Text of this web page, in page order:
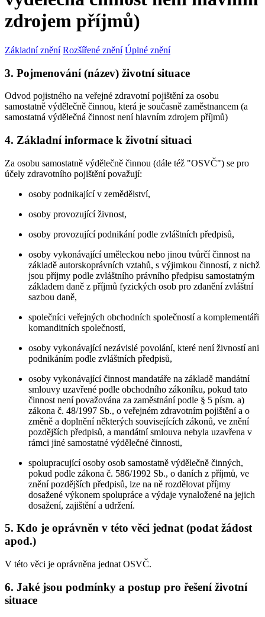
zdrojem příjmů)
Základní znění Rozšířené znění Úplné znění
3. Pojmenování (název) životní situace
Odvod pojistného na veřejné zdravotní pojištění za osobu
samostatně výdělečně činnou, která je současně zaměstnancem (a
samostatná výdělečná činnost není hlavním zdrojem příjmů)
4. Základní informace k životní situaci
Za osobu samostatně výdělečně činnou (dále též "OSVČ") se pro
účely zdravotního pojištění považují:
osoby podnikající v zemědělství,
osoby provozující živnost,
osoby provozující podnikání podle zvláštních předpisů,
osoby vykonávající uměleckou nebo jinou tvůrčí činnost na
základě autorskoprávních vztahů, s výjimkou činností, z nichž
jsou příjmy podle zvláštního právního předpisu samostatným
základem daně z příjmů fyzických osob pro zdanění zvláštní
sazbou daně,
společníci veřejných obchodních společností a komplementáři
komanditních společností,
osoby vykonávající nezávislé povolání, které není živností ani
podnikáním podle zvláštních předpisů,
osoby vykonávající činnost mandatáře na základě mandátní
smlouvy uzavřené podle obchodního zákoníku, pokud tato
činnost není považována za zaměstnání podle § 5 písm. a)
zákona č. 48/1997 Sb., o veřejném zdravotním pojištění a o
změně a doplnění některých souvisejících zákonů, ve znění
pozdějších předpisů, a mandátní smlouva nebyla uzavřena v
rámci jiné samostatné výdělečné činnosti,
spolupracující osoby osob samostatně výdělečně činných,
pokud podle zákona č. 586/1992 Sb., o daních z příjmů, ve
znění pozdějších předpisů, lze na ně rozdělovat příjmy
dosažené výkonem spolupráce a výdaje vynaložené na jejich
dosažení, zajištění a udržení.
5. Kdo je oprávněn v této věci jednat (podat žádost
apod.)
V této věci je oprávněna jednat OSVČ.
6. Jaké jsou podmínky a postup pro řešení životní
situace